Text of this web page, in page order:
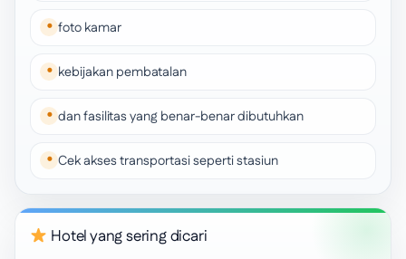
foto kamar
kebijakan pembatalan
dan fasilitas yang benar-benar dibutuhkan
Cek akses transportasi seperti stasiun
Hotel yang sering dicari